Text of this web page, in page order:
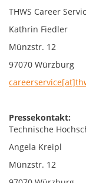
THWS Career
Kathrin Fiedler
Münzstr. 12
97070 Würzburg
Pressekontakt:
Technische
Angela Kreipl
Münzstr. 12